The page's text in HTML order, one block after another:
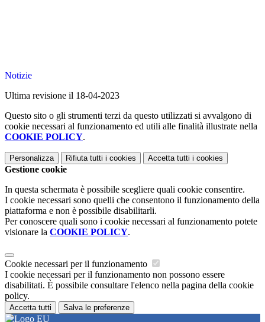
Notizie
Ultima revisione il 18-04-2023
Questo sito o gli strumenti terzi da questo utilizzati si avvalgono di
cookie necessari al funzionamento ed utili alle finalità illustrate nella
COOKIE POLICY.
Personalizza Rifiuta tutti i cookies Accetta tutti i cookies
Gestione cookie
In questa schermata è possibile scegliere quali cookie consentire.
I cookie necessari sono quelli che consentono il funzionamento della
piattaforma e non è possibile disabilitarli.
Per conoscere quali sono i cookie necessari al funzionamento potete
visionare la COOKIE POLICY.
Cookie necessari per il funzionamento
I cookie necessari per il funzionamento non possono essere
disabilitati. È possibile consultare l'elenco nella pagina della cookie
policy.
Accetta tutti Salva le preferenze